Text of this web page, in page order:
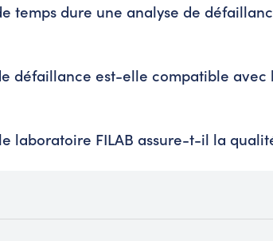
temps dure une analyse de
défaillance est-elle compatible
laboratoire FILAB assure-t-il la